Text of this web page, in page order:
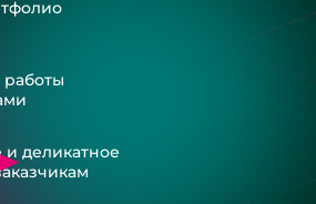
деликатное